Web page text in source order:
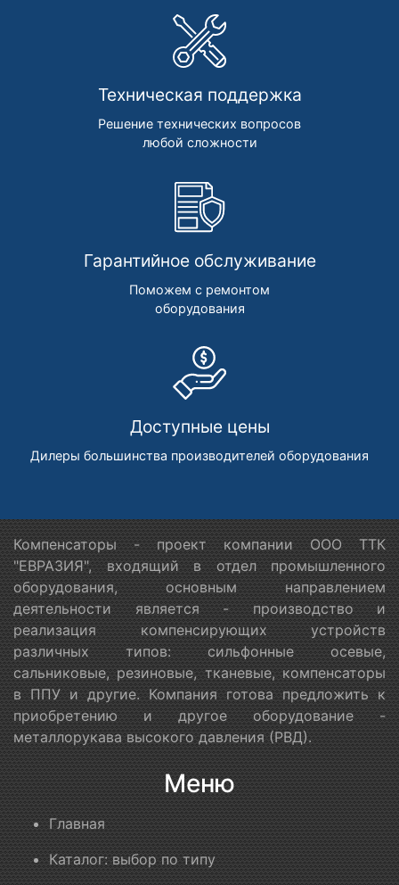
Техническая поддержка
Решение технических вопросов
любой сложности
Гарантийное обслуживание
Поможем с ремонтом
оборудования
Доступные цены
Дилеры большинства производителей оборудования
Компенсаторы - проект компании ООО ТТК
"ЕВРАЗИЯ", входящий в отдел промышленного
оборудования, основным направлением
деятельности является - производство и
реализация компенсирующих устройств
различных типов: сильфонные осевые,
сальниковые, резиновые, тканевые, компенсаторы
в ППУ и другие. Компания готова предложить к
приобретению и другое оборудование -
металлорукава высокого давления (РВД).
Меню
Главная
Каталог: выбор по типу